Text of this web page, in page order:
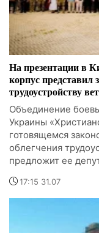
На презентации в
корпус представил
трудоустройству
Объединение
Украины
готовящемся
облегчения
предложит ее
17:15 31.07